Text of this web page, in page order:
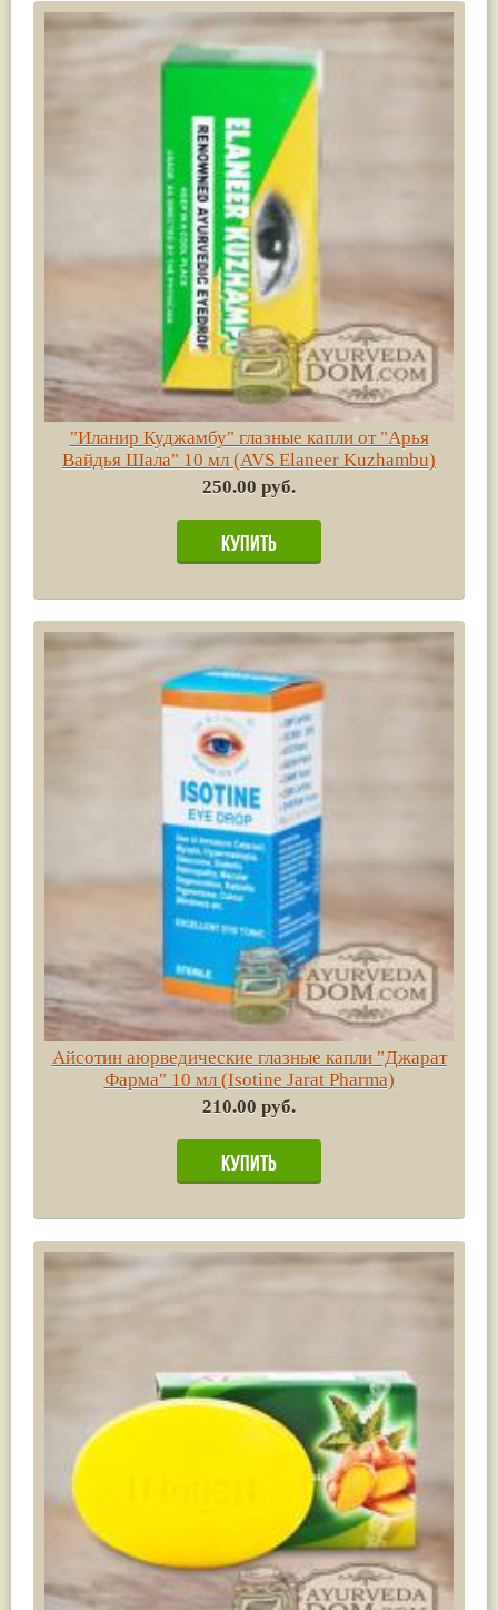
"Иланир Куджамбу" глазные капли от "Арья
Вайдья Шала" 10 мл (AVS Elaneer Kuzhambu)
250.00 руб.
Айсотин аюрведические глазные капли "Джарат
Фарма" 10 мл (Isotine Jarat Pharma)
210.00 руб.